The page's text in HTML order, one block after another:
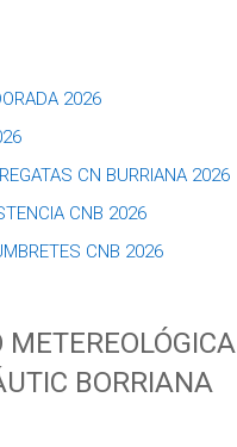
2026
CN BURRIANA 2026
CNB 2026
CNB 2026
METEREOLÓGICA
BORRIANA